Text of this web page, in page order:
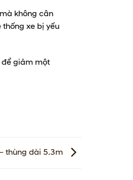
không cân
xe bị yếu
để giảm một
thùng dài 5.3m